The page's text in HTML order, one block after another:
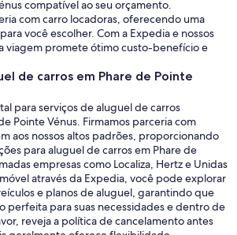
compatível ao seu orçamento.
com carro locadoras, oferecendo uma
você escolher. Com a Expedia e nossos
viagem promete ótimo custo-benefício e
de carros em Phare de Pointe
para serviços de aluguel de carros
Pointe Vénus. Firmamos parceria com
aos nossos altos padrões, proporcionando
para aluguel de carros em Phare de
empresas como Localiza, Hertz e Unidas
através da Expedia, você pode explorar
e planos de aluguel, garantindo que
perfeita para suas necessidades e dentro de
reveja a política de cancelamento antes